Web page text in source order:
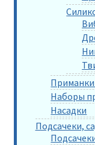
Приманки
Наборы
Насадки
Подсачеки,